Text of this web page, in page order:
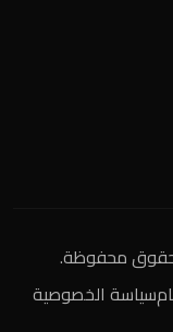
سياسة الخصوصية